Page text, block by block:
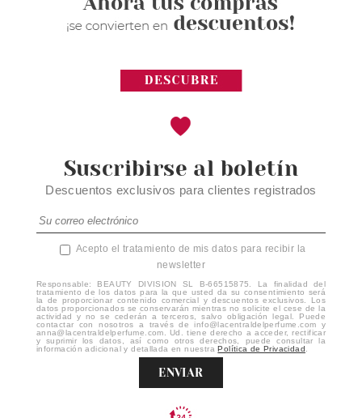
Suscribirse al boletín
Descuentos exclusivos para clientes registrados
Acepto el tratamiento de mis datos para recibir la
newsletter
Responsable: BEAUTY DIVISION SL B-66515875. La finalidad del
tratamiento de los datos para la que usted da su consentimiento será
la de proporcionar contenido comercial y descuentos exclusivos. Los
datos proporcionados se conservarán mientras no solicite el cese de la
actividad y no se cederán a terceros, salvo obligación legal. Puede
contactar con nosotros a través de info@lacentraldelperfume.com y
anna@lacentraldelperfume.com. Ud. tiene derecho a acceder, rectificar
y suprimir los datos, así como otros derechos, puede consultar la
información adicional y detallada en nuestraPolítica de Privacidad
ENVIAR